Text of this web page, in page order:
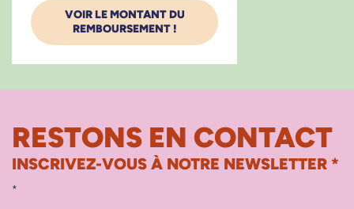
VOIR LE MONTANT DU
REMBOURSEMENT !
RESTONS EN CONTACT
INSCRIVEZ-VOUS À NOTRE NEWSLETTER *
*